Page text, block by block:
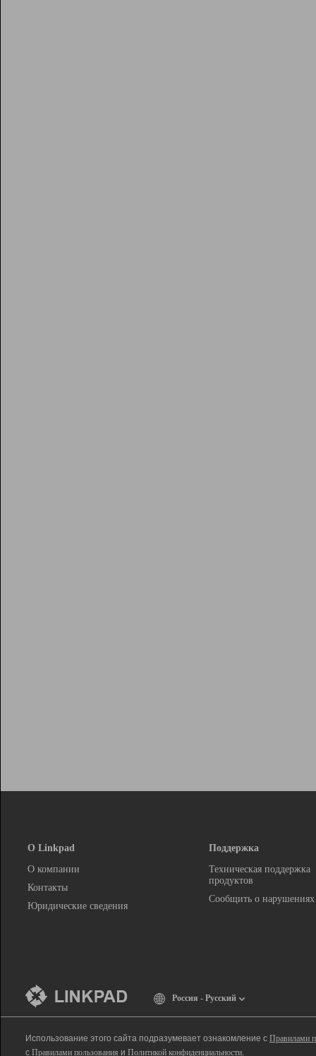
О Linkpad
О компании
Контакты
Юридические сведения
Поддержка
Техническая поддержка
продуктов
Сообщить о нарушениях
Россия - Русский
Использование этого сайта подразумевает ознакомление с Правилами
с Правилами пользования и Политикой конфиденциальности.